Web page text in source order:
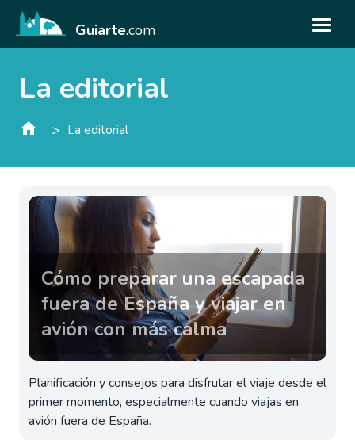
Guiarte.com
La editorial
> La editorial
Cómo preparar una escapada
fuera de España y viajar en
avión con más calma
Planificación y consejos para disfrutar el viaje desde el
primer momento, especialmente cuando viajas en
avión fuera de España.